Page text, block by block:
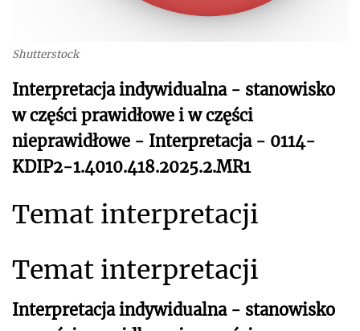
Shutterstock
Interpretacja indywidualna - stanowisko
w części prawidłowe i w części
nieprawidłowe - Interpretacja - 0114-
KDIP2-1.4010.418.2025.2.MR1
Temat interpretacji
Temat interpretacji
Interpretacja indywidualna - stanowisko